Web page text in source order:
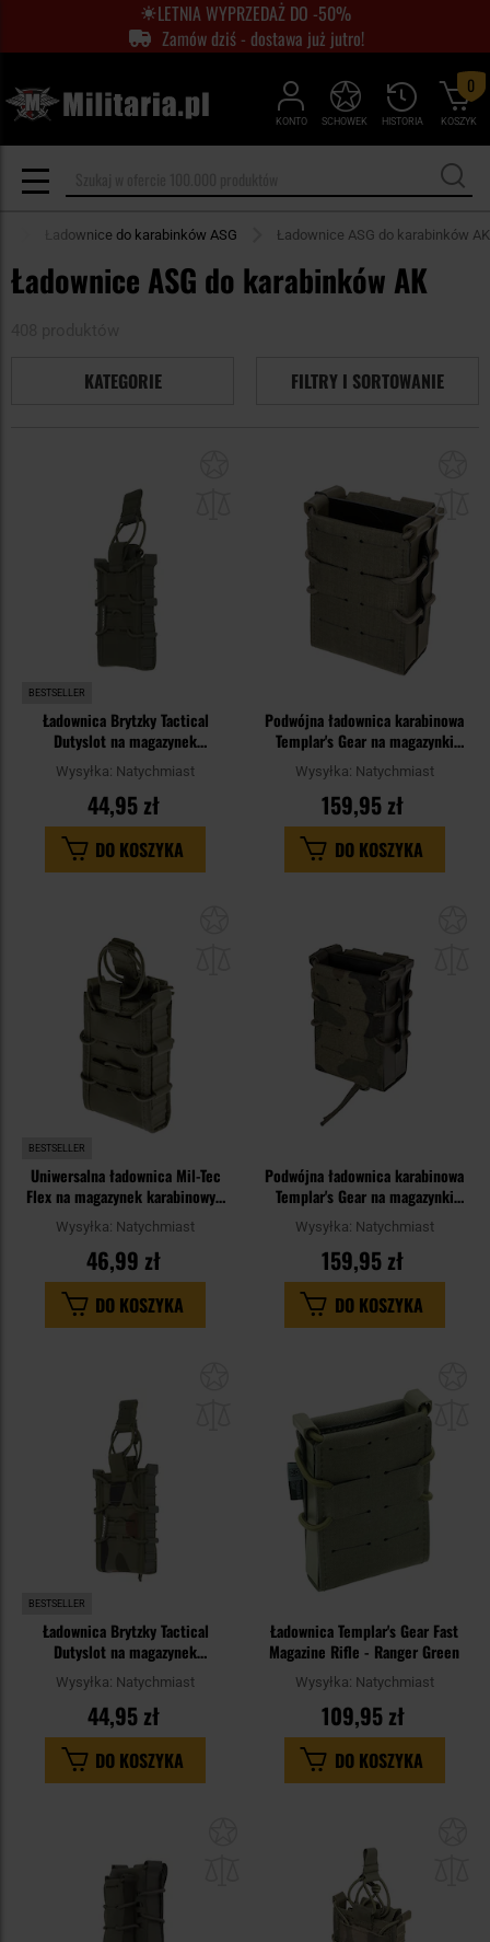
LETNIA WYPRZEDAŻ DO -50%
Zamów dziś - dostawa już jutro!
KONTO HISTORIA
SCHOWEK KOSZYK
0
Ładownice do karabinków ASG Ładownice ASG do karabinków AK
Ładownice ASG do karabinków AK
KATEGORIE FILTRY I SORTOWANIE
BESTSELLER
Ładownica Brytzky Tactical
Dutyslot na magazynek
karabinowy - Olive
Wysyłka: Natychmiast
44,95 zł
DO KOSZYKA
Podwójna ładownica karabinowa
Templar's Gear na magazynki
AR/AK Rifle Pouch - Ranger
Green
Wysyłka: Natychmiast
159,95 zł
DO KOSZYKA
BESTSELLER
Uniwersalna ładownica Mil-Tec
Flex na magazynek karabinowy -
Olive
Wysyłka: Natychmiast
46,99 zł
DO KOSZYKA
Podwójna ładownica karabinowa
Templar's Gear na magazynki
AR/AK Rifle Pouch - wz.93
Pantera PL Woodland
Wysyłka: Natychmiast
159,95 zł
DO KOSZYKA
schowka
BESTSELLER
Ładownica Brytzky Tactical
Dutyslot na magazynek
karabinowy - wz.93 Pantera PL
Woodland
Wysyłka: Natychmiast
44,95 zł
DO KOSZYKA
Ładownica Templar's Gear Fast
Magazine Rifle - Ranger Green
Wysyłka: Natychmiast
109,95 zł
DO KOSZYKA